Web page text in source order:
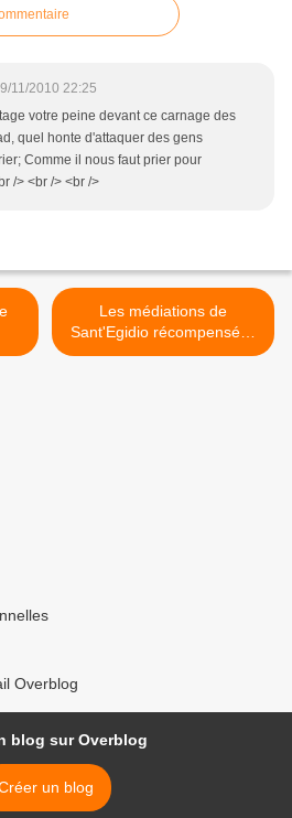
11/2010 22:25
votre peine devant ce carnage des
quel honte d'attaquer des gens
Comme il nous faut prier pour
/> <br /> <br />
Les médiations de
Sant'Egidio récompensées
>
Overblog
blog sur Overblog
un blog